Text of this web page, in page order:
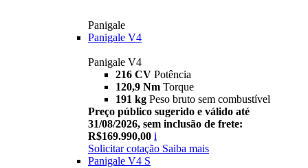
Panigale
Panigale V4
Panigale V4
216 CV Potência
120,9 Nm Torque
191 kg Peso bruto sem combustível
Preço público sugerido e válido até
31/08/2026, sem inclusão de frete:
R$169.990,00 i
Solicitar cotação Saiba mais
Panigale V4 S